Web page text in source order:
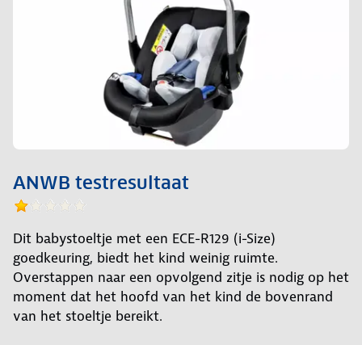
ANWB testresultaat
Dit babystoeltje met een ECE-R129 (i-Size)
goedkeuring, biedt het kind weinig ruimte.
Overstappen naar een opvolgend zitje is nodig op het
moment dat het hoofd van het kind de bovenrand
van het stoeltje bereikt.